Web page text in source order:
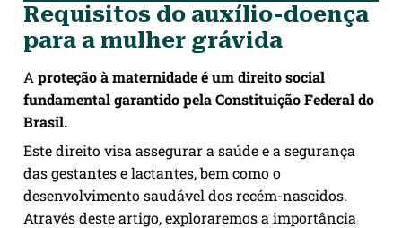
Requisitos do auxílio-doença
para a mulher grávida
A proteção à maternidade é um direito social
fundamental garantido pela Constituição Federal do
Brasil.
Este direito visa assegurar a saúde e a segurança
das gestantes e lactantes, bem como o
desenvolvimento saudável dos recém-nascidos.
Através deste artigo, exploraremos a importância